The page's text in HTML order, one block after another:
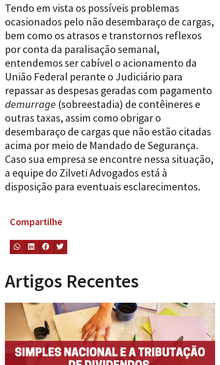
Tendo em vista os possíveis problemas
ocasionados pelo não desembaraço de cargas,
bem como os atrasos e transtornos reflexos
por conta da paralisação semanal,
entendemos ser cabível o acionamento da
União Federal perante o Judiciário para
repassar as despesas geradas com pagamento
demurrage (sobreestadia) de contêineres e
outras taxas, assim como obrigar o
desembaraço de cargas que não estão citadas
acima por meio de Mandado de Segurança.
Caso sua empresa se encontre nessa situação,
a equipe do Zilveti Advogados está à
disposição para eventuais esclarecimentos.
Compartilhe
Artigos Recentes